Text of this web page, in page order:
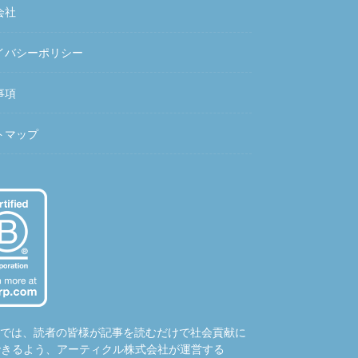
社
バシーポリシー
項
マップ
は、読者の皆様が記事を読むだけで社会貢献に
るよう、アーティクル株式会社が運営する